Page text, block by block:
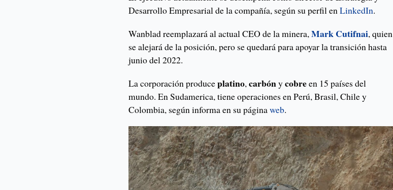
Desarrollo Empresarial de la compañía, según su perfil enLinkedIn.
Wanblad reemplazará al actual CEO de la minera,MarkCutifnai, quien
se alejará de la posición, pero se quedará para apoyar la transición hasta
junio del 2022.
La corporación produceplatino,carbónycobreen 15 países del
mundo. En Sudamerica, tiene operaciones en Perú, Brasil, Chile y
Colombia, según informa en su páginaweb.